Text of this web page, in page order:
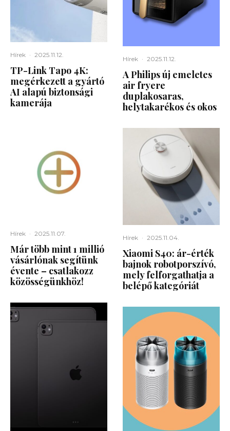
Hírek · 2025.11.12.
TP-Link Tapo 4K:
megérkezett a gyártó
AI alapú biztonsági
kamerája
Hírek · 2025.11.07.
Már több mint 1 millió
vásárlónak segítünk
évente – csatlakozz
közösségünkhöz!
Hírek · 2025.11.12.
A Philips új emeletes
air fryere
duplakosaras,
helytakarékos és okos
Hírek · 2025.11.04.
Xiaomi S40: ár-érték
bajnok robotporszívó,
mely felforgathatja a
belépő kategóriát